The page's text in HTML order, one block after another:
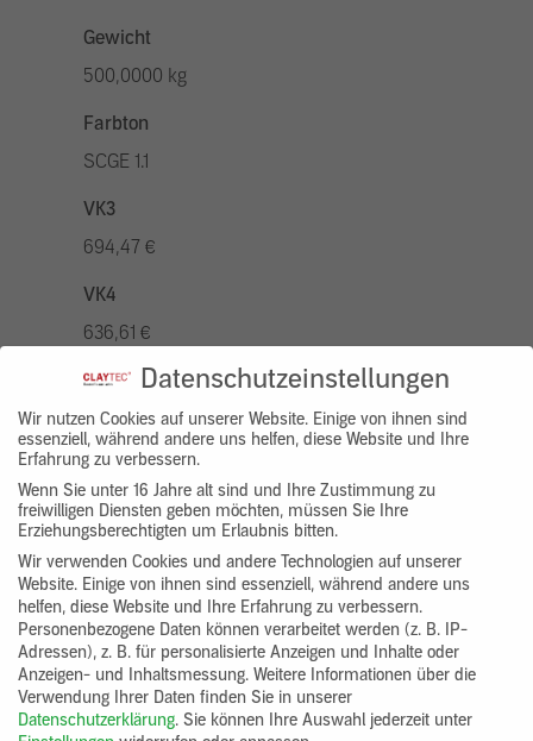
Gewicht
500,0000 kg
Farbton
SCGE 1.1
VK3
694,47 €
VK4
636,61 €
VK5
810,22 €
VK7
578,73 €
Gruppenprodukt
yosima_designputz_bigb
Datenschutzeinstellungen
Wir nutzen Cookies auf unserer Website. Einige von ihnen sind
essenziell, während andere uns helfen, diese Website und Ihre
Erfahrung zu verbessern.
Wenn Sie unter 16 Jahre alt sind und Ihre Zustimmung zu
freiwilligen Diensten geben möchten, müssen Sie Ihre
Erziehungsberechtigten um Erlaubnis bitten.
Wir verwenden Cookies und andere Technologien auf unserer
Website. Einige von ihnen sind essenziell, während andere uns
helfen, diese Website und Ihre Erfahrung zu verbessern.
Personenbezogene Daten können verarbeitet werden (z. B. IP-
Adressen), z. B. für personalisierte Anzeigen und Inhalte oder
Anzeigen- und Inhaltsmessung. Weitere Informationen über die
Verwendung Ihrer Daten finden Sie in unserer
Datenschutzerklärung. Sie können Ihre Auswahl jederzeit unter